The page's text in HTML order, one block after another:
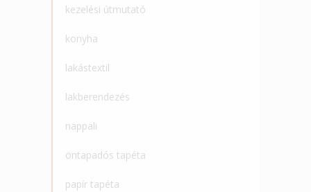
kezelési útmutató
konyha
lakástextil
lakberendezés
nappali
öntapadós tapéta
papír tapéta